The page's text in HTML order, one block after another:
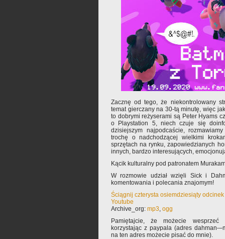
Zacznę od tego, że niekontrolowany
temat gierczany na 30-tą minutę, więc
to dobrymi reżyserami są Peter Hyams
o Playstation 5, niech czuje się
dzisiejszym najpodcaście,
trochę o nadchodzącej wielkimi
sprzętach na rynku, zapowiedzianych
innych, bardzo interesujących,
Kącik kulturalny pod patronatem
W rozmowie udział wzięli Sick i
komentowania i polecania znajomym!
Ściągnij czterysta osiemdziesiąty
Youtube
Archive_org: mp3, ogg
Pamiętajcie, że możecie wesprzeć
korzystając z paypala (adres dahman-
na ten adres możecie pisać do mnie).